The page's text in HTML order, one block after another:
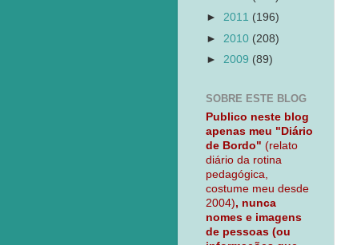
► 2011 (196)
► 2010 (208)
► 2009 (89)
SOBRE ESTE BLOG
Publico neste blog
apenas meu "Diário
de Bordo" (relato
diário da rotina
pedagógica,
costume meu desde
2004), nunca
nomes e imagens
de pessoas (ou